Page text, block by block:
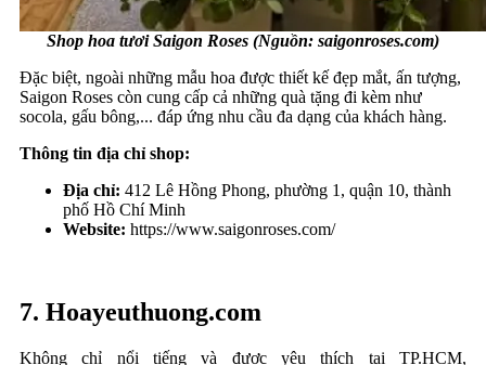
Shop hoa tươi Saigon Roses (Nguồn: saigonroses.com)
Đặc biệt, ngoài những mẫu hoa được thiết kế đẹp mắt, ấn tượng,
Saigon Roses còn cung cấp cả những quà tặng đi kèm như
socola, gấu bông,... đáp ứng nhu cầu đa dạng của khách hàng.
Thông tin địa chỉ shop:
Địa chỉ: 412 Lê Hồng Phong, phường 1, quận 10, thành
phố Hồ Chí Minh
Website: https://www.saigonroses.com/
7. Hoayeuthuong.com
Không chỉ nổi tiếng và được yêu thích tại TP.HCM,